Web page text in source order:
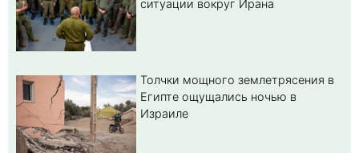
ситуации вокруг Ирана
Толчки мощного землетрясения в
Египте ощущались ночью в
Израиле